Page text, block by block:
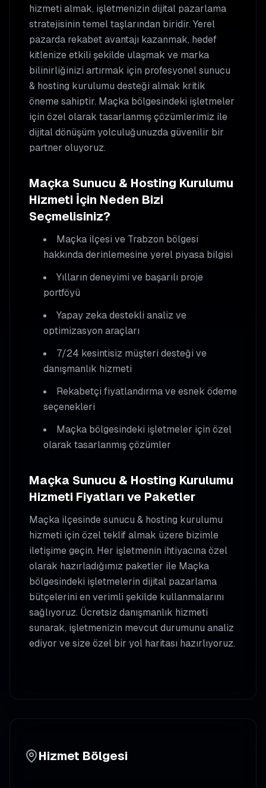
hizmeti almak, işletmenizin dijital pazarlama
stratejisinin temel taşlarından biridir. Yerel
pazarda rekabet avantajı kazanmak, hedef
kitlenize etkili şekilde ulaşmak ve marka
bilinirliğinizi artırmak için profesyonelsunucu
& hosting kurulumu desteği almak kritik
öneme sahiptir. Maçka bölgesindeki işletmeler
için özel olarak tasarlanmış çözümlerimiz ile
dijital dönüşüm yolculuğunuzda güvenilir bir
partner oluyoruz.
Maçka Sunucu & Hosting Kurulumu
Hizmeti İçin Neden Bizi
Seçmelisiniz?
Maçka ilçesi ve Trabzon bölgesi
hakkında derinlemesine yerel piyasa bilgisi
Yılların deneyimi ve başarılı proje
portföyü
Yapay zeka destekli analiz ve
optimizasyon araçları
7/24 kesintisiz müşteri desteği ve
danışmanlık hizmeti
Rekabetçi fiyatlandırma ve esnek ödeme
seçenekleri
Maçka bölgesindeki işletmeler için özel
olarak tasarlanmış çözümler
Maçka Sunucu & Hosting Kurulumu
Hizmeti Fiyatları ve Paketler
Maçka ilçesindesunucu & hosting kurulumu
hizmeti için özel teklif almak üzere bizimle
iletişime geçin. Her işletmenin ihtiyacına özel
olarak hazırladığımız paketler ile Maçka
bölgesindeki işletmelerin dijital pazarlama
bütçelerini en verimli şekilde kullanmalarını
sağlıyoruz. Ücretsiz danışmanlık hizmeti
sunarak, işletmenizin mevcut durumunu analiz
ediyor ve size özel bir yol haritası hazırlıyoruz.
Hizmet Bölgesi